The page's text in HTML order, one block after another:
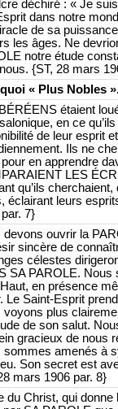
déchiré : « Je
dans notre
de sa
les âges. Ne
notre étude
{ST, 28 mars
« Plus Nobles
étaient
en ce
de leur esprit
Ils ne
en apprendre
LES
qu’ils
éclairant leurs
7}
devons ouvrir la
sincère de
célestes
SA PAROLE. Nous
en présence
Le Saint-Esprit
voyons plus
de son salut.
gracieux de nous
sommes amenés à
Son secret est
mars 1906 par. 8}
du Christ, qui